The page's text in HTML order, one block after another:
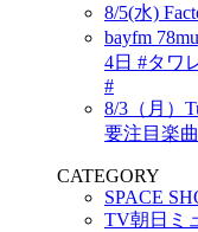
8/5(水)
bayfm
4日 #タワ
#
8/3（月）
要注目楽
CATEGORY
SPACE
TV朝日ミ